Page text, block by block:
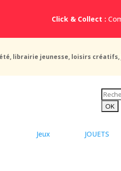
Click & Collect :
librairie jeunesse, loisirs
Jeux JOUETS